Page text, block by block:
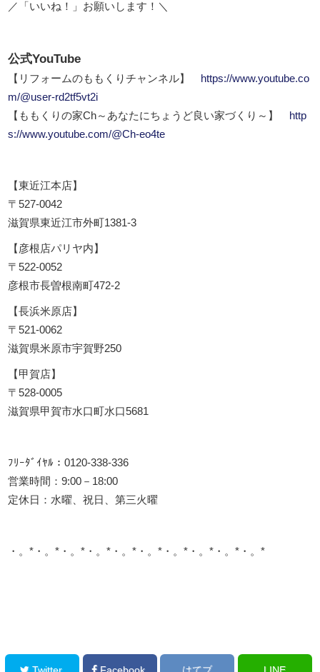
／「いいね！」お願いします！＼
公式YouTube
【リフォームのももくりチャンネル】
https://www.youtube.co
m/@user-rd2tf5vt2i
【ももくりの家Ch～あなたにちょうど良い家づくり～】
http
s://www.youtube.com/@Ch-eo4te
【東近江本店】
〒527-0042
滋賀県東近江市外町1381-3
【彦根店パリヤ内】
〒522-0052
彦根市長曽根南町472-2
【長浜米原店】
〒521-0062
滋賀県米原市宇賀野250
【甲賀店】
〒528-0005
滋賀県甲賀市水口町水口5681
ﾌﾘｰﾀﾞｲﾔﾙ：0120-338-336
営業時間：9:00－18:00
定休日：水曜、祝日、第三火曜
・。*・。*・。*・。*・。*・。*・。*・。*・。*・。*